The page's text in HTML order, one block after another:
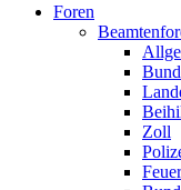
Foren
Zoll